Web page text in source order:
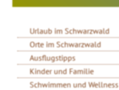
Urlaub im Schwarzwald
Orte im Schwarzwald
Ausflugstipps
Kinder und Familie
Schwimmen und Wellness